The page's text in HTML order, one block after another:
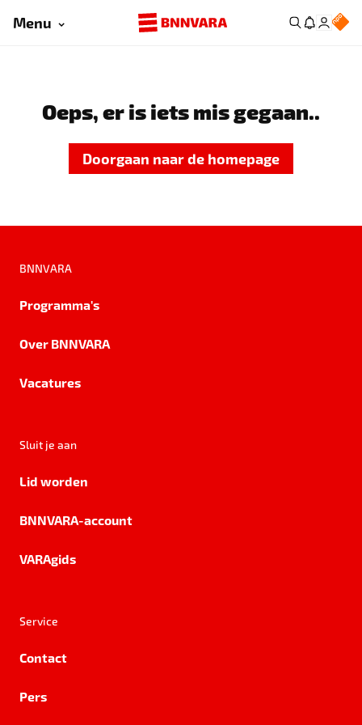
Menu
Oeps, er is iets mis gegaan..
Doorgaan naar de homepage
BNNVARA
Programma's
Over BNNVARA
Vacatures
Sluit je aan
Lid worden
BNNVARA-account
VARAgids
Service
Contact
Pers